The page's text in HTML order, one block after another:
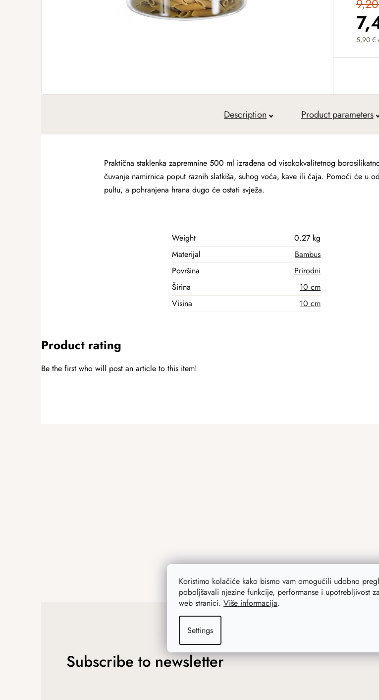
Koristimo kolačiće kako bismo vam omogućili udobno
poboljšavali njezine funkcije, performanse i upotrebljivost
web stranici. Više informacija.
Settings
5,90 €
Description Product parameters
Praktična staklenka zapremnine 500 ml izrađena od visokokvalitetnog
čuvanje namirnica poput raznih slatkiša, suhog voća, kave ili čaja. Pomoći će u
pultu, a pohranjena hrana dugo će ostati svježa.
Weight
0.27 kg
Materijal
Bambus
Površina
Prirodni
Širina
10 cm
Visina
10 cm
Product rating
Be the first who will post an article to this item!
Subscribe to newsletter